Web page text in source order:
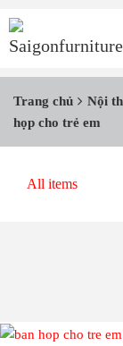
Trang chủ Nội
họp cho trẻ em
All items